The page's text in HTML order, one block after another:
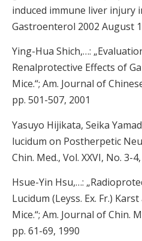
induced immune liver injury
Gastroenterol 2002 August
Ying-Hua Shich,…:
Renalprotective Effects of
Mice.“; Am. Journal of
pp. 501-507, 2001
Yasuyo Hijikata, Seika
lucidum on Postherpetic
Chin. Med., Vol. XXVI, No. 3-
Hsue-Yin Hsu,…:
Lucidum (Leyss. Ex. Fr.)
Mice.“; Am. Journal of Chin.
pp. 61-69, 1990